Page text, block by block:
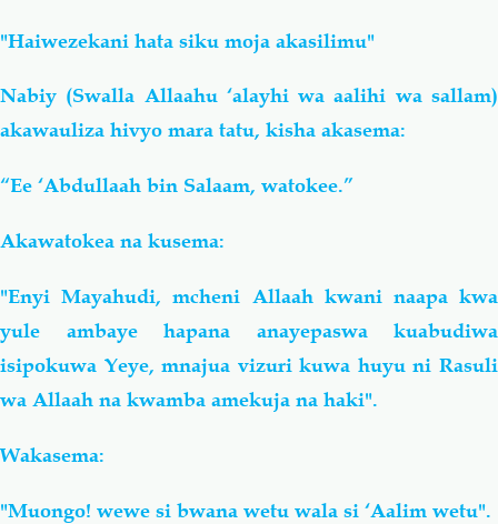
"Haiwezekani hata siku moja akasilimu"
Nabiy (Swalla Allaahu ‘alayhi wa aalihi wa sallam)
akawauliza hivyo mara tatu, kisha akasema:
“Ee ‘Abdullaah bin Salaam, watokee.”
Akawatokea na kusema:
"Enyi Mayahudi, mcheni Allaah kwani naapa kwa
yule ambaye hapana anayepaswa kuabudiwa
isipokuwa Yeye, mnajua vizuri kuwa huyu ni Rasuli
wa Allaah na kwamba amekuja na haki".
Wakasema:
"Muongo! wewe si bwana wetu wala si ‘Aalim wetu".